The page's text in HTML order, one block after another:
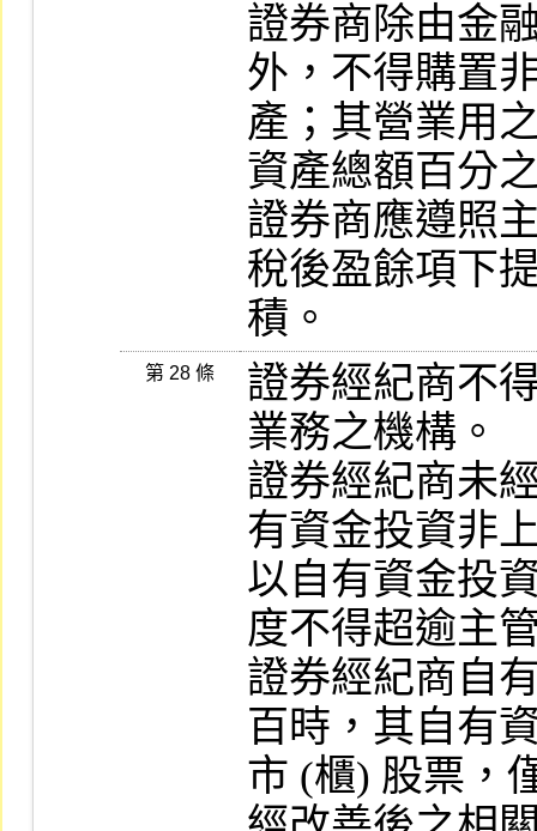
證券商除由金
外，不得購置
產；其營業用
資產總額百分
證券商應遵照
稅後盈餘項下
積。
第 28 條
證券經紀商不
業務之機構。
證券經紀商未
有資金投資非
以自有資金投
度不得超逾主
證券經紀商自
百時，其自有
市 (櫃) 股票，